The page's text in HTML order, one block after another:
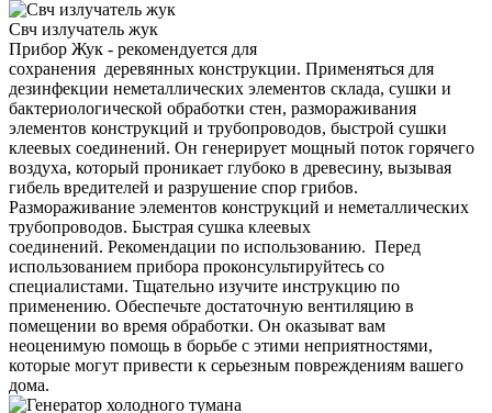
Свч излучатель жук
Прибор Жук - рекомендуется для
сохранения деревянных конструкции. Применяться для
дезинфекции неметаллических элементов склада, сушки и
бактериологической обработки стен, размораживания
элементов конструкций и трубопроводов, быстрой сушки
клеевых соединений. Он генерирует мощный поток горячего
воздуха, который проникает глубоко в древесину, вызывая
гибель вредителей и разрушение спор грибов.
Размораживание элементов конструкций и неметаллических
трубопроводов. Быстрая сушка клеевых
соединений. Рекомендации по использованию. Перед
использованием прибора проконсультируйтесь со
специалистами. Тщательно изучите инструкцию по
применению. Обеспечьте достаточную вентиляцию в
помещении во время обработки. Он оказыват вам
неоценимую помощь в борьбе с этими неприятностями,
которые могут привести к серьезным повреждениям вашего
дома.